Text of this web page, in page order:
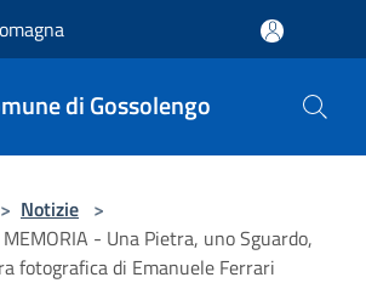
di Gossolengo
> Notizie >
MEMORIA - Una Pietra, uno Sguardo,
fotografica di Emanuele Ferrari